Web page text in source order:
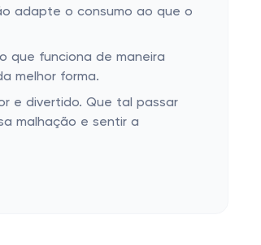
adapte o consumo ao que o
que funciona de maneira
melhor forma.
e divertido. Que tal passar
malhação e sentir a